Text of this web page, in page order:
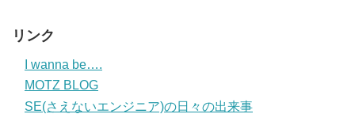
リンク
I wanna be….
MOTZ BLOG
SE(さえないエンジニア)の日々の出来事